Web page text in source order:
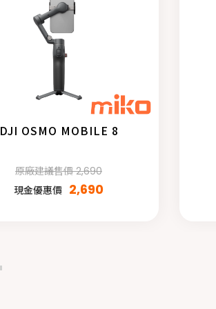
DJI OSMO MOBILE 8
原廠建議售價 2,690
現金優惠價 2,690